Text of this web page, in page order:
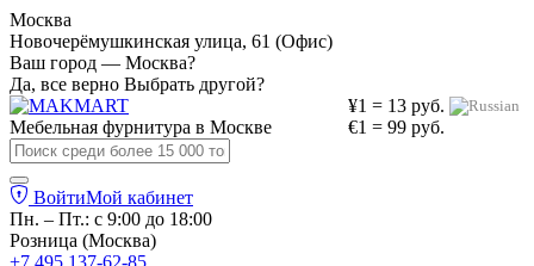
Москва
Новочерёмушкинская улица, 61 (Офис)
Ваш город — Москва?
Да, все верно Выбрать другой?
¥1 = 13 руб.
€1 = 99 руб.
Мебельная фурнитура в Москве
ВойтиМой кабинет
Пн. – Пт.: с 9:00 до 18:00
Розница (Москва)
+7 495 137-62-85